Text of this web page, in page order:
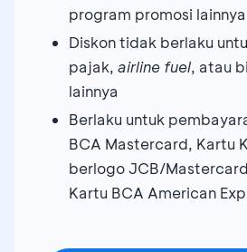
program promosi lainnya
Diskon tidak berlaku
pajak, airline fuel, atau
lainnya
Berlaku untuk
BCA Mastercard, Kartu
berlogo JCB/
Kartu BCA American